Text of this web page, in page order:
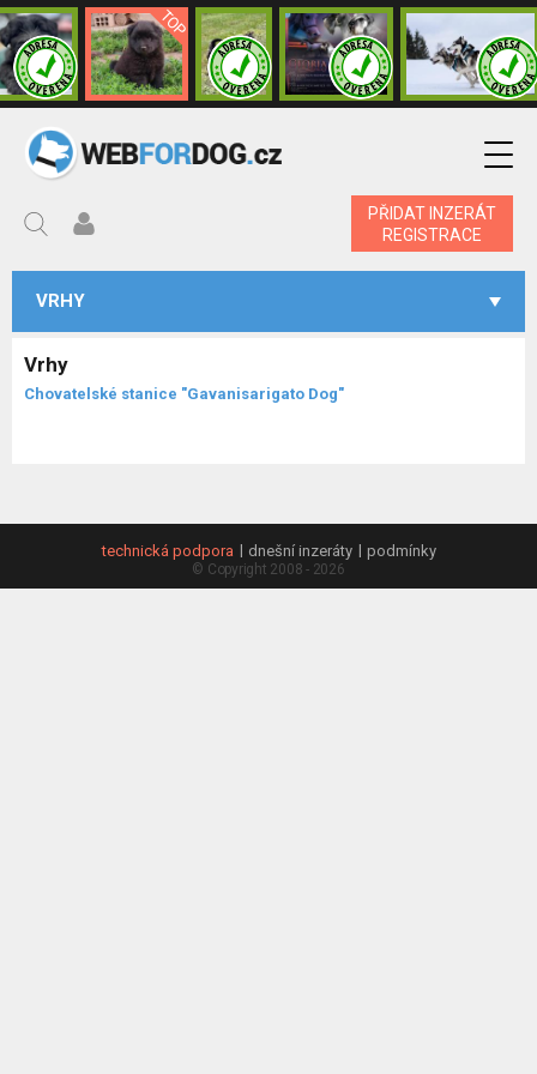
PŘIDAT INZERÁT
REGISTRACE
VRHY
Vrhy
Chovatelské stanice "Gavanisarigato Dog"
technická podpora dnešní inzeráty podmínky
© Copyright 2008 - 2026